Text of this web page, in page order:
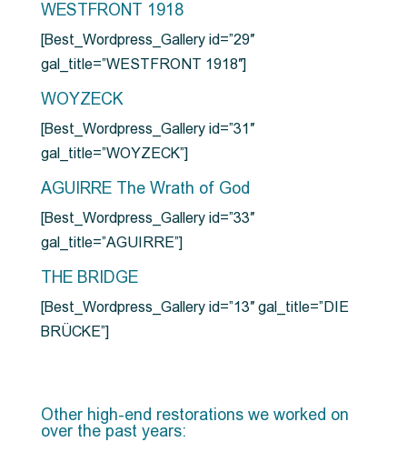
WESTFRONT 1918
[Best_Wordpress_Gallery id=”29″
gal_title=”WESTFRONT 1918″]
WOYZECK
[Best_Wordpress_Gallery id=”31″
gal_title=”WOYZECK”]
AGUIRRE The Wrath of God
[Best_Wordpress_Gallery id=”33″
gal_title=”AGUIRRE”]
THE BRIDGE
[Best_Wordpress_Gallery id=”13″ gal_title=”DIE
BRÜCKE”]
Other high-end restorations we worked on
over the past years: